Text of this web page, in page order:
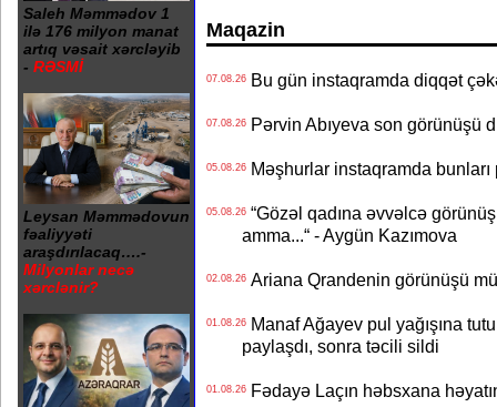
Saleh Məmmədov 1
ilə 176 milyon manat
artıq vəsait xərcləyib
- RƏSMİ
Leysan Məmmədovun
fəaliyyəti
araşdırılacaq….-
Milyonlar necə
xərclənir?
Maqazin
07.08.26Bu gün instaqramda diqqət
07.08.26Pərvin Abıyeva son görünüşü
05.08.26Məşhurlar instaqramda bunları
05.08.26“Gözəl qadına əvvəlcə
amma...“ - Aygün Kazımova
02.08.26Ariana Qrandenin görünüşü
01.08.26Manaf Ağayev pul yağışına
paylaşdı, sonra təcili sildi
01.08.26Fədayə Laçın həbsxana